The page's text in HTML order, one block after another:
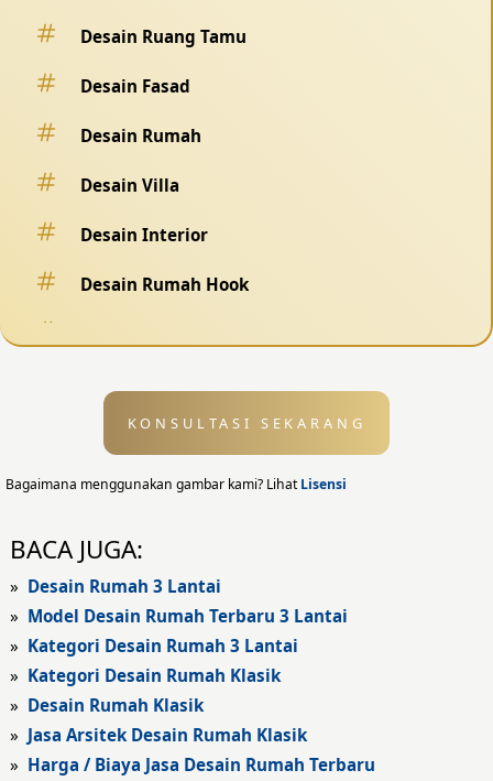
Desain Ruang Tamu
Desain Fasad
Desain Rumah
Desain Villa
Desain Interior
Desain Rumah Hook
Desain Eksterior
Desain Eksterior Rumah
Desain Rumah Modern
Fasad Rumah Modern
Fasad Kantor
KONSULTASI SEKARANG
Bagaimana menggunakan gambar kami? LihatLisensi
BACA JUGA:
» Desain Rumah 3 Lantai
» Model Desain Rumah Terbaru 3 Lantai
» Kategori Desain Rumah 3 Lantai
» Kategori Desain Rumah Klasik
» Desain Rumah Klasik
» Jasa Arsitek Desain Rumah Klasik
» Harga / Biaya Jasa Desain Rumah Terbaru